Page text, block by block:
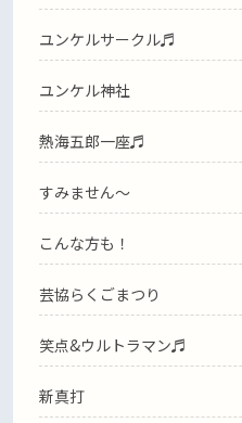
ユンケルサークル♬
ユンケル神社
熱海五郎一座♬
すみません〜
こんな方も！
芸協らくごまつり
笑点&ウルトラマン♬
新真打